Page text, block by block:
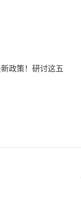
政策！研讨​这五